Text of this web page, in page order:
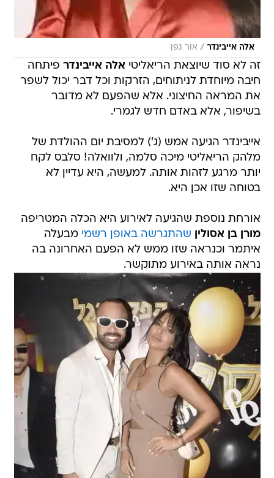
אלה אייבינדר / אור גפן
זה לא סוד שיוצאת הריאליטי אלה אייבינדר פיתחה
חיבה מיוחדת לניתוחים, הזרקות וכל דבר יכול לשפר
את המראה החיצוני. אלא שהפעם לא מדובר
בשיפור, אלא באדם חדש לגמרי.
אייבינדר הגיעה אמש (ג') למסיבת יום ההולדת של
מלהק הריאליטי מיכה סלמה, ולוואלה! סלבס לקח
יותר מרגע לזהות אותה. למעשה, היא עדיין לא
בטוחה שזו אכן היא.
אורחת נוספת שהגיעה לאירוע היא הכלה המטריפה
מורן בן אסולין
שהתגרשה באופן רשמי מבעלה
איתמר וכנראה שזו ממש לא הפעם האחרונה בה
נראה אותה באירוע מתוקשר.